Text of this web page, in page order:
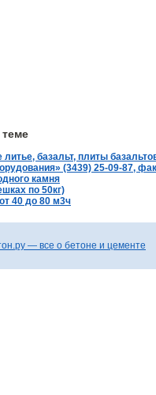
базальт, плиты
(3439) 25-09-87,
камня
по 50кг)
40 до 80 м3ч
— все о бетоне и цементе